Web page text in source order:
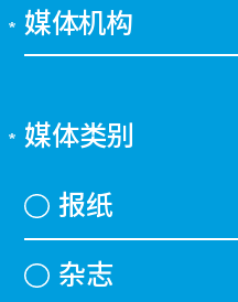
媒体机构
媒体类别
报纸
杂志